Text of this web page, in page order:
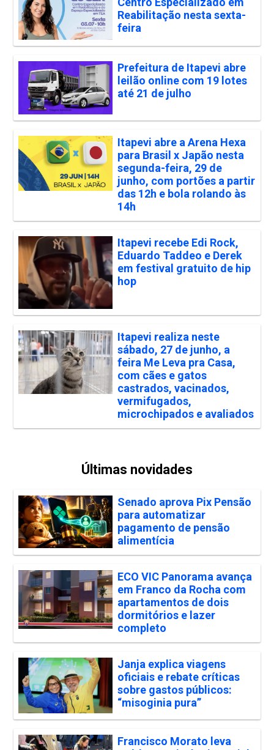
Reabilitação nesta sexta-
feira
Prefeitura de Itapevi abre
leilão online com 19 lotes
até 21 de julho
Itapevi abre a Arena Hexa
para Brasil x Japão nesta
segunda-feira, 29 de
junho, com portões a partir
das 12h e bola rolando às
14h
Itapevi recebe Edi Rock,
Eduardo Taddeo e Derek
em festival gratuito de hip
hop
Itapevi realiza neste
sábado, 27 de junho, a
feira Me Leva pra Casa,
com cães e gatos
castrados, vacinados,
vermifugados,
microchipados e avaliados
Últimas novidades
Senado aprova Pix Pensão
para automatizar
pagamento de pensão
alimentícia
ECO VIC Panorama avança
em Franco da Rocha com
apartamentos de dois
dormitórios e lazer
completo
Janja explica viagens
oficiais e rebate críticas
sobre gastos públicos:
“misoginia pura”
Francisco Morato leva